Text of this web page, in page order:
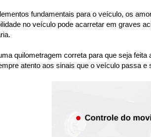
fundamentais para o veículo, os
no veículo pode acarretar em graves
quilometragem correta para que seja
atento aos sinais que o veículo passa